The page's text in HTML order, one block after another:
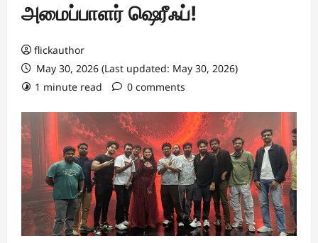
அமைப்பாளர் ஷெரீஃப்!
flickauthor
May 30, 2026 (Last updated: May 30, 2026)
1 minute read
0 comments